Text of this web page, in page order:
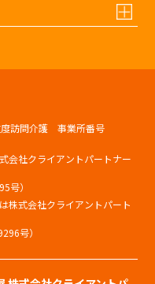
訪問介護 事業所番号
会社クライアントパートナー
号）
株式会社クライアントパート
号）